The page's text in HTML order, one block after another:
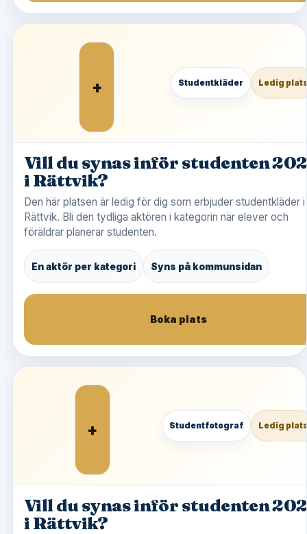
+ Studentkläder Ledig
Vill du synas inför studenten
i Rättvik?
Den här platsen är ledig för dig som erbjuder studentkläder i
Rättvik. Bli den tydliga aktören i kategorin när elever och
föräldrar planerar studenten.
En aktör per kategori Syns på kommunsidan
Boka plats
+ Studentfotograf Ledig
Vill du synas inför studenten
i Rättvik?